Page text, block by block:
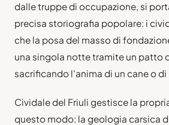
dalle truppe di occupazione, si
precisa storiografia popolare: i
che la posa del masso di
una singola notte tramite un patto
sacrificando l'anima di un cane o
Cividale del Friuli gestisce la
questo modo: la geologia carsica